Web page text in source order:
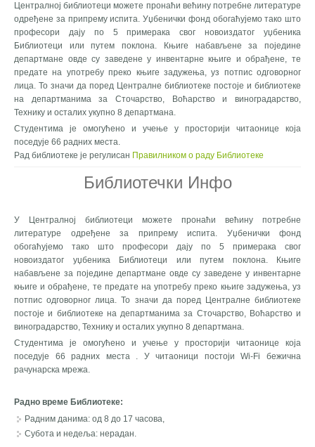
Централној библиотеци можете пронаћи већину потребне литературе
одређене за припрему испита. Уџбенички фонд обогаћујемо тако што
професори дају по 5 примерака свог новоиздатог уџбеника
Библиотеци или путем поклона. Књиге набављене за поједине
департмане овде су заведене у инвентарне књиге и обрађене, те
предате на употребу преко књиге задужења, уз потпис одговорног
лица. То значи да поред Централне библиотеке постоје и библиотеке
на департманима за Сточарство, Воћарство и виноградарство,
Технику и осталих укупно 8 департмана.
Студентима је омогућено и учење у просторији читаонице која
поседује 66 радних места.
Рад библиотеке је регулисан Правилником о раду Библиотеке
Библиотечки Инфо
У Централној библиотеци можете пронаћи већину потребне
литературе одређене за припрему испита. Уџбенички фонд
обогаћујемо тако што професори дају по 5 примерака свог
новоиздатог уџбеника Библиотеци или путем поклона. Књиге
набављене за поједине департмане овде су заведене у инвентарне
књиге и обрађене, те предате на употребу преко књиге задужења, уз
потпис одговорног лица. То значи да поред Централне библиотеке
постоје и библиотеке на департманима за Сточарство, Воћарство и
виноградарство, Технику и осталих укупно 8 департмана.
Студентима је омогућено и учење у просторији читаонице која
поседује 66 радних места . У читаоници постоји Wi-Fi бежична
рачунарска мрежа.
Радно време Библиотеке:
Радним данима: од 8 до 17 часова,
Субота и недеља: нерадан.